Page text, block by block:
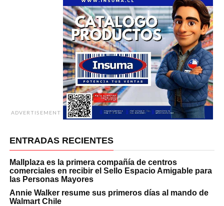
ADVERTISEMENT
ENTRADAS RECIENTES
Mallplaza es la primera compañía de centros
comerciales en recibir el Sello Espacio Amigable para
las Personas Mayores
Annie Walker resume sus primeros días al mando de
Walmart Chile